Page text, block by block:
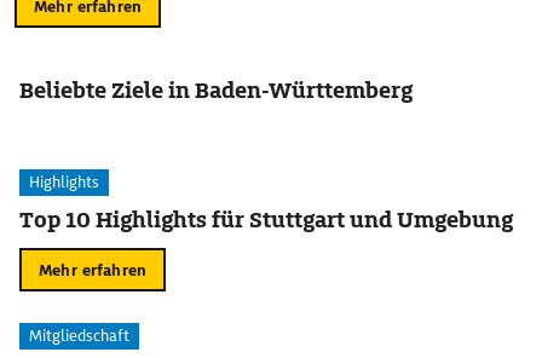
Mehr erfahren
Beliebte Ziele in Baden-Württemberg
Highlights
Top 10 Highlights für Stuttgart und Umgebung
Mehr erfahren
Mitgliedschaft